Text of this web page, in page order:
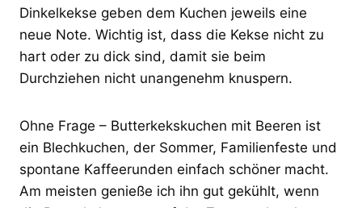
Dinkelkekse geben dem Kuchen jeweils eine
neue Note. Wichtig ist, dass die Kekse nicht zu
hart oder zu dick sind, damit sie beim
Durchziehen nicht unangenehm knuspern.
Ohne Frage – Butterkekskuchen mit Beeren ist
ein Blechkuchen, der Sommer, Familienfeste und
spontane Kaffeerunden einfach schöner macht.
Am meisten genieße ich ihn gut gekühlt, wenn